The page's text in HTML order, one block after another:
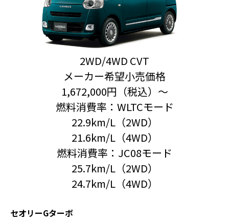
2WD/4WD CVT
メーカー希望小売価格
1,672,000円（税込）〜
燃料消費率：WLTCモード
22.9km/L（2WD）
21.6km/L（4WD）
燃料消費率：JC08モード
25.7km/L（2WD）
24.7km/L（4WD）
セオリーGターボ